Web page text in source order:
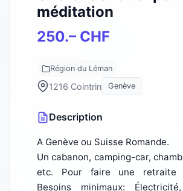
méditation
250.– CHF
Région du Léman
1216 Cointrin Genève
Description
A Genève ou Suisse Romande.
Un cabanon, camping-car,
etc. Pour faire une retraite
Besoins minimaux: